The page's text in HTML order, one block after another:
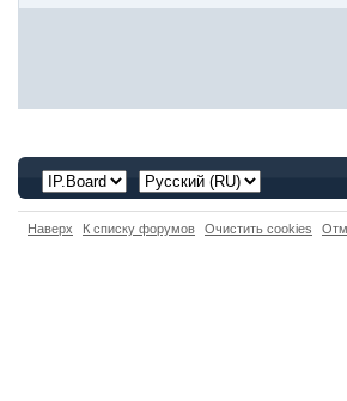
Наверх К списку форумов Очистить cookies